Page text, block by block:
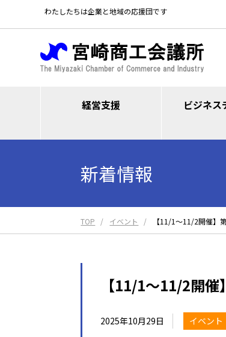
わたしたちは企業と地域の応援団です
経営支援 ビジネス
新着情報
TOP イベント 【11/1～11/2開催】
【11/1～11/2開
2025年10月29日 イベント